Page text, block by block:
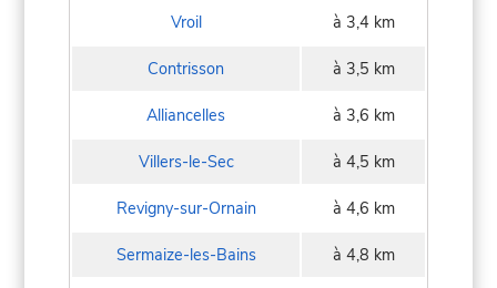
Vroil à 3,4 km
Contrisson à 3,5 km
Alliancelles à 3,6 km
Villers-le-Sec à 4,5 km
Revigny-sur-Ornain à 4,6 km
Sermaize-les-Bains à 4,8 km